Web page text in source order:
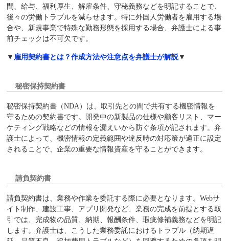
間、給与、福利厚生、解雇条件、守秘義務などを明記することで、
後々の労働トラブルを減らせます。特に外国人労働者を雇用する場
合や、新規事業で特殊な勤務形態を採用する場合、弁護士による事
前チェックは不可欠です。
▼ 雇用契約書とは？作成方法や注意点を弁護士が解説 ▼
秘密保持契約書
秘密保持契約書（NDA）は、取引先との間で共有する機密情報を
守るための契約書です。開発中の新製品の仕様や顧客リスト、マー
ケティング戦略などの情報を漏えいから防ぐ条項が記されます。弁
護士によって、機密情報の定義範囲や違反時の対応策が適正に設定
されることで、企業の重要な情報資産を守ることができます。
請負契約書
請負契約書は、業務や作業を委託する際に必要となります。Webサ
イト制作、建設工事、アプリ開発など、業務の完成を前提とする取
引では、完成物の品質、納期、報酬条件、瑕疵修補義務などを明記
します。弁護士は、こうした業務委託におけるトラブル（納期遅